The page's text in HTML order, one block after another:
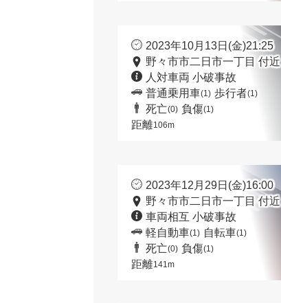
2023年10月13日(金)21:25
野々市市二日市一丁目 付近
人対車両 小破事故
普通乗用車(1) 歩行者(1)
死亡(0) 負傷(1)
距離106m
2023年12月29日(金)16:00
野々市市二日市一丁目 付近
車両相互 小破事故
軽自動車(1) 自転車(1)
死亡(0) 負傷(1)
距離141m